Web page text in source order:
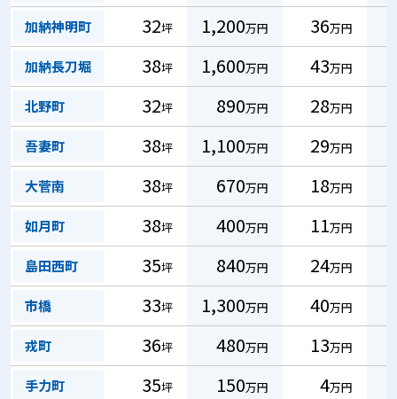
加納神明町 32坪 1,200万円 36万円
加納長刀堀 38坪 1,600万円 43万円
北野町 32坪 890万円 28万円
吾妻町 38坪 1,100万円 29万円
大菅南 38坪 670万円 18万円
如月町 38坪 400万円 11万円
島田西町 35坪 840万円 24万円
市橋 33坪 1,300万円 40万円
戎町 36坪 480万円 13万円
手力町 35坪 150万円 4万円